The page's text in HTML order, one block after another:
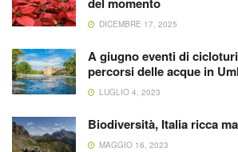
DICEMBRE 17, 2025
A giugno eventi di
percorsi delle acque in
LUGLIO 4, 2023
Biodiversità, Italia ricca
MAGGIO 16, 2023